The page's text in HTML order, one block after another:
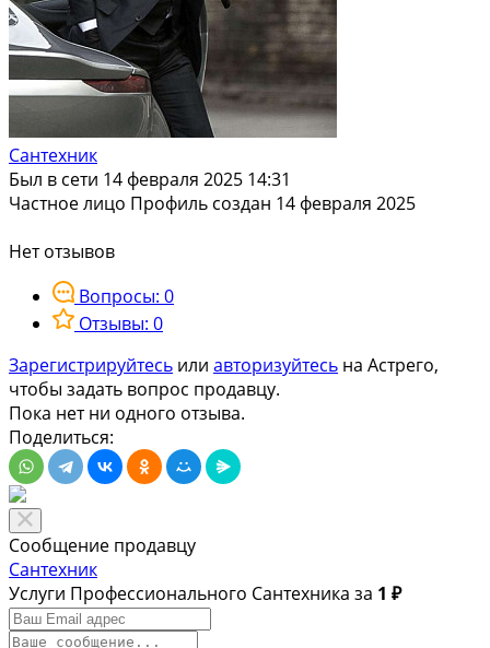
Сантехник
Был в сети 14 февраля 2025 14:31
Частное лицо Профиль создан 14 февраля 2025
Нет отзывов
Вопросы: 0
Отзывы: 0
Зарегистрируйтесь или авторизуйтесь на Астрего,
чтобы задать вопрос продавцу.
Пока нет ни одного отзыва.
Поделиться:
Сообщение продавцу
Сантехник
Услуги Профессионального Сантехника за 1 ₽